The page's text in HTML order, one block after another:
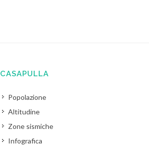
CASAPULLA
Popolazione
Altitudine
Zone sismiche
Infografica